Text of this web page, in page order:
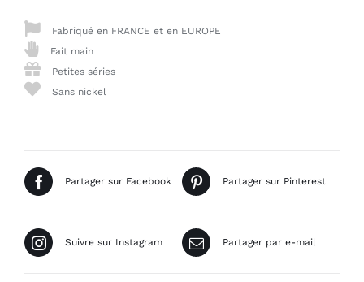
Fabriqué en FRANCE et en EUROPE
Fait main
Petites séries
Sans nickel
Partager sur Facebook Partager sur Pinterest
Suivre sur Instagram Partager par e-mail